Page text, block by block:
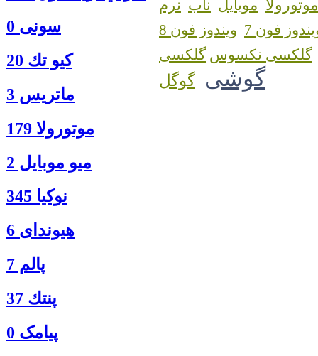
سونی 0
كيو تك 20
ماتريس 3
موتورولا 179
ميو موبايل 2
نوكيا 345
هیوندای 6
پالم 7
پنتك 37
پیامک 0
موتورولا مویایل ناب نرم
فون 7
ویندوز فون 8
گلکسی نکسوس
گوشی گوگل